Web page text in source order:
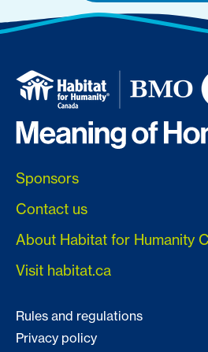
Sponsors
Contact us
About Habitat for Humanity
Visit habitat.ca
Rules and regulations
Privacy policy